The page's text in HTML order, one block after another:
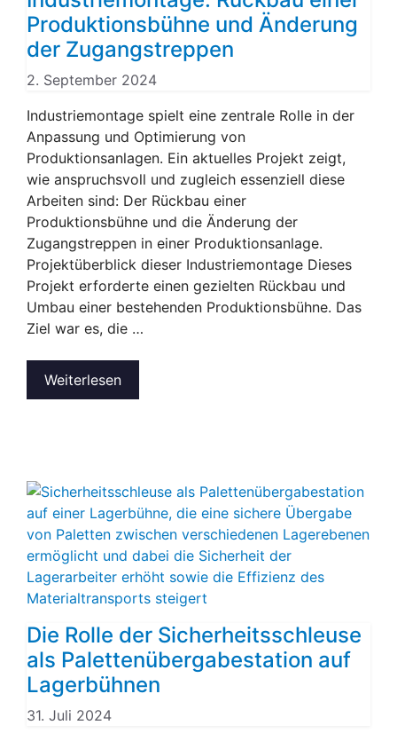
Produktionsbühne und Änderung
der Zugangstreppen
2. September 2024
Industriemontage spielt eine zentrale Rolle in der
Anpassung und Optimierung von
Produktionsanlagen. Ein aktuelles Projekt zeigt,
wie anspruchsvoll und zugleich essenziell diese
Arbeiten sind: Der Rückbau einer
Produktionsbühne und die Änderung der
Zugangstreppen in einer Produktionsanlage.
Projektüberblick dieser Industriemontage Dieses
Projekt erforderte einen gezielten Rückbau und
Umbau einer bestehenden Produktionsbühne. Das
Ziel war es, die …
Weiterlesen
Die Rolle der Sicherheitsschleuse
als Palettenübergabestation auf
Lagerbühnen
31. Juli 2024